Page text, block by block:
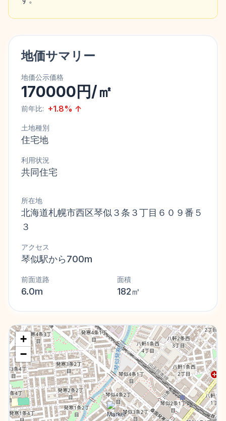
地価サマリー
地価公示価格
170000円/㎡
前年比: +1.8% ↑
土地種別
住宅地
利用状況
共同住宅
所在地
北海道札幌市西区琴似３条３丁目６０９番５
３
アクセス
琴似駅から700m
前面道路
6.0m
面積
182㎡
+
−